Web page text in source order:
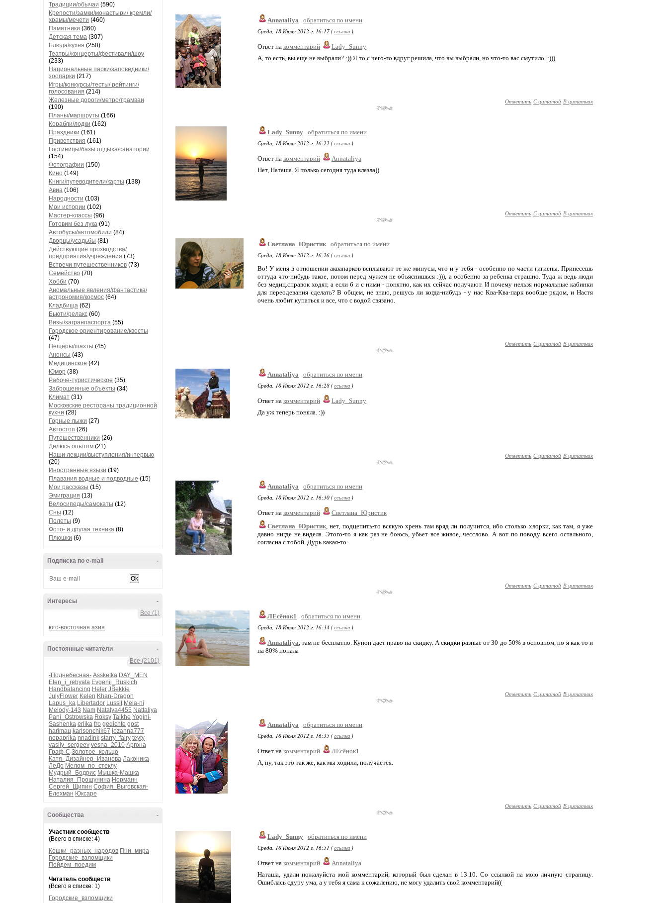
Традиции/обычаи (590)
Крепости/замки/монастыри/ кремли/
храмы/мечети (460)
Памятники (360)
Детская тема (307)
Блюда/кухня (250)
Театры/концерты/фестивали/шоу
(233)
Национальные парки/заповедники/
зоопарки (217)
Игры/конкурсы/тесты/ рейтинги/
голосования (214)
Железные дороги/метро/трамваи
(190)
Планы/маршруты (166)
Корабли/лодки (162)
Праздники (161)
Приветствия (161)
Гостиницы/базы отдыха/санатории
(154)
Фотографии (150)
Кино (149)
Книги/путеводители/карты (138)
Авиа (106)
Народности (103)
Мои истории (102)
Мастер-классы (96)
Готовим без лука (91)
Автобусы/автомобили (84)
Дворцы/усадьбы (81)
Действующие прозводства/
предприятия/учреждения (73)
Встречи путешественников (73)
Семейство (70)
Хобби (70)
Аномальные явления/фантастика/
астрономия/космос (64)
Кладбища (62)
Бьюти/релакс (60)
Визы/загранпаспорта (55)
Городское ориентирование/квесты
(47)
Пещеры/шахты (45)
Анонсы (43)
Медицинское (42)
Юмор (38)
Рабоче-туристическое (35)
Заброшенные объекты (34)
Климат (31)
Московские рестораны традиционной
кухни (28)
Горные лыжи (27)
Автостоп (26)
Путешественники (26)
Делюсь опытом (21)
Наши лекции/выступления/интервью
(20)
Иностранные языки (19)
Плавания водные и подводные (15)
Мои рассказы (15)
Эмиграция (13)
Велосипеды/самокаты (12)
Сны (12)
Полеты (9)
Фото- и другая техника (8)
Плюшки (6)
-
Подписка по e-mail
-
Интересы
Все (1)
юго-восточная азия
-
Постоянные читатели
Все (2101)
-Поднебесная- Assketka DAY_MEN
Elen_i_rebyata Evgenij_Ruskich
Handbalancing Heler JBekkie
JulyFlower Kelen Khan-Dragon
Lapus_ka Libertador Lussit Mela-ni
Melody-143 Nam Natalya4455 Nattaliya
Pani_Ostrowska Roksy Taikhe Yogini-
Sashenka erlika fro gedichte gost
harimau karlsonchik67 lozanna777
nepaprika nnadink starry_fairy teyty
vasily_sergeev vesna_2010 Аргона
Граф-С Золотое_кольцо
Катя_Дизайнер_Иванова Лаконика
ЛеДо Мелом_по_стеклу
Мудрый_Бодрис Мышка-Машка
Наталия_Прошунина Норманн
Сергей_Щипин София_Выговская-
Блехман Юксаре
-
Сообщества
Участник сообществ
(Всего в списке: 4)
Кошки_разных_народов Пни_мира
Городские_взломщики
Пойдем_поедим
Читатель сообществ
(Всего в списке: 1)
Городские_взломщики
Annataliya
обратиться по имени
Среда, 18 Июля 2012 г. 16:17 (ссылка )
Ответ на комментарий
Lady_Sunny
А, то есть, вы еще не выбрали? :)) Я то с чего-то вдруг решила, что вы выбрали, но что-то вас смутило. :)))
Ответить С цитатой В цитатник
Lady_Sunny обратиться по имени
Среда, 18 Июля 2012 г. 16:22 (ссылка )
Ответ на комментарий
Annataliya
Нет, Наташа. Я только сегодня туда влезла))
Ответить С цитатой В цитатник
Светлана_Юристик обратиться по имени
Среда, 18 Июля 2012 г. 16:26 (ссылка )
Во! У меня в отношении аквапарков всплывают те же минусы, что и у тебя - особенно по части гигиены. Принесешь
оттуда что-нибудь такое, потом перед мужем не объяснишься :))), а особенно за ребенка страшно. Туда ж ведь люди
без медиц.справок ходят, а если б и с ними - понятно, как их сейчас получают. И почему нельзя нормальные кабинки
для переодевания сделать? В общем, не знаю, решусь ли когда-нибудь - у нас Ква-Ква-парк вообще рядом, и Настя
очень любит купаться и все, что с водой связано.
Ответить С цитатой В цитатник
Annataliya
обратиться по имени
Среда, 18 Июля 2012 г. 16:28 (ссылка )
Ответ на комментарий
Lady_Sunny
Да уж теперь поняла. :))
Ответить С цитатой В цитатник
Annataliya
обратиться по имени
Среда, 18 Июля 2012 г. 16:30 (ссылка )
Ответ на комментарий
Светлана_Юристик
Светлана_Юристик, нет, подцепить-то всякую хрень там вряд ли получится, ибо столько хлорки, как там, я уже
давно нигде не видела. Этого-то я как раз не боюсь, убьет все живое, чесслово. А вот по поводу всего остального,
согласна с тобой. Дурь какая-то.
Ответить С цитатой В цитатник
ЛЕсёнок1
обратиться по имени
Среда, 18 Июля 2012 г. 16:34 (ссылка )
Annataliya, там не бесплатно. Купон дает право на скидку. А скидки разные от 30 до 50% в основном, но я как-то и
на 80% попала
Ответить С цитатой В цитатник
Annataliya
обратиться по имени
Среда, 18 Июля 2012 г. 16:35 (ссылка )
Ответ на комментарий
ЛЕсёнок1
А, ну, так это так же, как мы ходили, получается.
Ответить С цитатой В цитатник
Lady_Sunny обратиться по имени
Среда, 18 Июля 2012 г. 16:51 (ссылка )
Ответ на комментарий
Annataliya
Наташа, удали пожалуйста мой комментарий, который был сделан в 13.10. Со ссылкой на мою личную страницу.
Ошиблась сдуру ума, а у тебя я сама к сожалению, не могу удалить свой комментарий((